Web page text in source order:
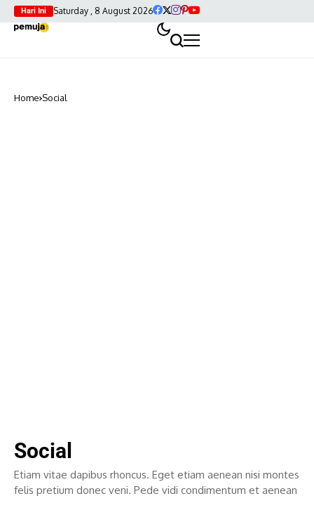
Hari Ini Saturday , 8 August 2026
Home Social
Social
Etiam vitae dapibus rhoncus. Eget etiam aenean nisi montes
felis pretium donec veni. Pede vidi condimentum et aenean